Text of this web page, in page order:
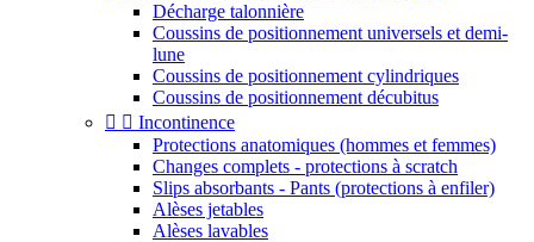
Décharge talonnière
Coussins de positionnement universels et demi-
lune
Coussins de positionnement cylindriques
Coussins de positionnement décubitus
  Incontinence
Protections anatomiques (hommes et femmes)
Changes complets - protections à scratch
Slips absorbants - Pants (protections à enfiler)
Alèses jetables
Alèses lavables